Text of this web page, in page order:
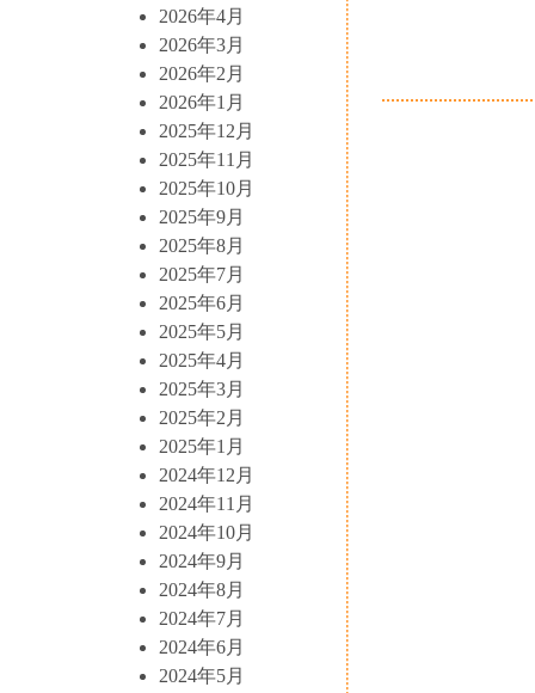
2026年4月
2026年3月
2026年2月
2026年1月
2025年12月
2025年11月
2025年10月
2025年9月
2025年8月
2025年7月
2025年6月
2025年5月
2025年4月
2025年3月
2025年2月
2025年1月
2024年12月
2024年11月
2024年10月
2024年9月
2024年8月
2024年7月
2024年6月
2024年5月